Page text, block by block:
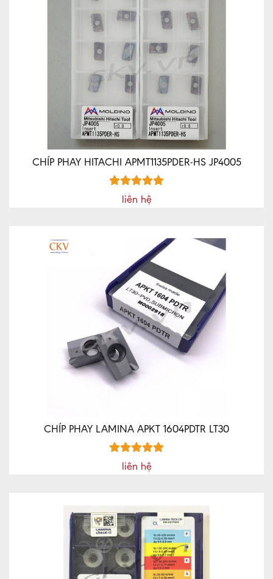
CHÍP PHAY HITACHI APMT1135PDER-HS JP4005
liên hệ
CHÍP PHAY LAMINA APKT 1604PDTR LT30
liên hệ